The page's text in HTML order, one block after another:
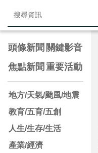
頭條新聞 關鍵影音
焦點新聞 重要活動
地方/天氣/颱風/地震
教育/五育/五創
人生/生存/生活
產業/經濟